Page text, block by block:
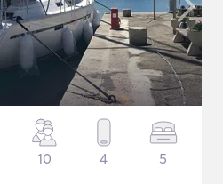
10 4 5